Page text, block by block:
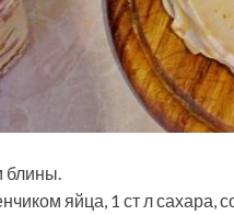
блины.
яйца, 1 ст л сахара,